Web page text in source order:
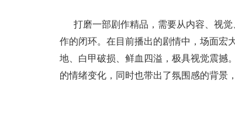
打磨一部剧作精品，需要从内容、视
作的闭环。在目前播出的剧情中，场面宏
地、白甲破损、鲜血四溢，极具视觉震撼
的情绪变化，同时也带出了氛围感的背景